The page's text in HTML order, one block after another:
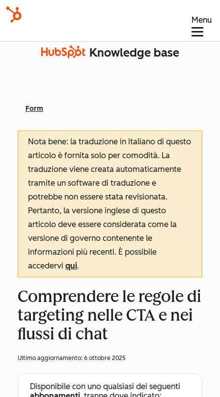
Menu
Knowledge base
Form
Nota bene: la traduzione in italiano di questo
articolo è fornita solo per comodità. La
traduzione viene creata automaticamente
tramite un software di traduzione e
potrebbe non essere stata revisionata.
Pertanto, la versione inglese di questo
articolo deve essere considerata come la
versione di governo contenente le
informazioni più recenti. È possibile
accedervi qui.
Comprendere le regole di
targeting nelle CTA e nei
flussi di chat
Ultimo aggiornamento: 6 ottobre 2025
Disponibile con uno qualsiasi dei seguenti